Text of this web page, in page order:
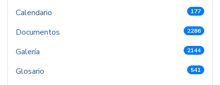
Calendario
177
Documentos 2286
Galería 2144
Glosario 541